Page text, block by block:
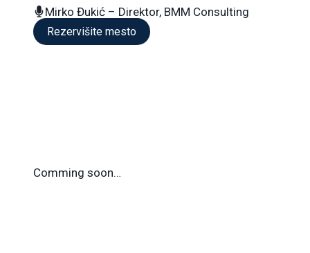
Mirko Đukić – Direktor, BMM Consulting
Rezervišite mesto
Comming soon…